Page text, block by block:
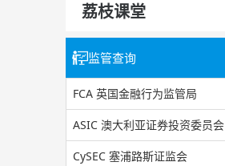
荔枝课堂
监管查询
FCA 英国金融行为监管局
ASIC 澳大利亚证券投资委员会
CySEC 塞浦路斯证监会